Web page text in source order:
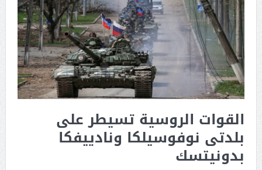
القوات الروسية تسيطر على
بلدتى نوفوسيلكا ونادييفكا
بدونيتسك